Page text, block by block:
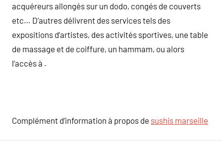
acquéreurs allongés sur un dodo, congés de couverts
etc… D’autres délivrent des services tels des
expositions d’artistes, des activités sportives, une table
de massage et de coiffure, un hammam, ou alors
l’accès à .
Complément d’information à propos de sushis marseille